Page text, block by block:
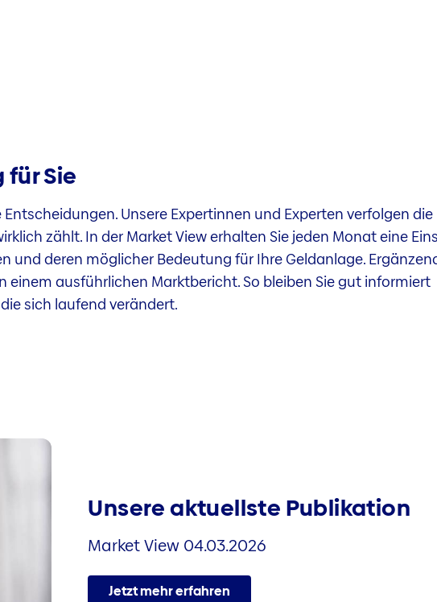
Sie
Unsere Expertinnen und Experten verfolgen
zählt. In der Market View erhalten Sie jeden Monat eine
und deren möglicher Bedeutung für Ihre Geldanlage.
einem ausführlichen Marktbericht. So bleiben Sie gut informiert
sich laufend verändert.
Unsere aktuellste Publikation
Market View 04.03.2026
Jetzt mehr erfahren